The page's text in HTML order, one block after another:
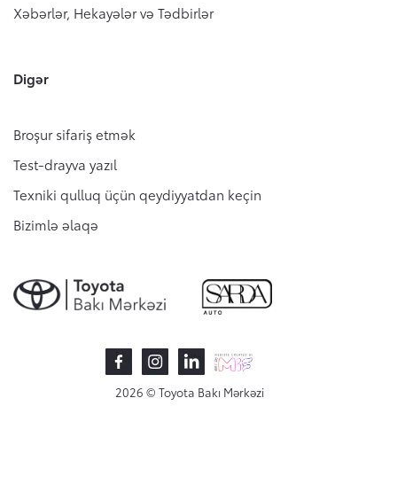
Xəbərlər, Hekayələr və Tədbirlər
Digər
Broşur sifariş etmək
Test-drayva yazıl
Texniki qulluq üçün qeydiyyatdan keçin
Bizimlə əlaqə
2026 © Toyota Bakı Mərkəzi